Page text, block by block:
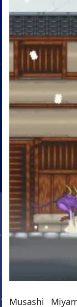
Musashi